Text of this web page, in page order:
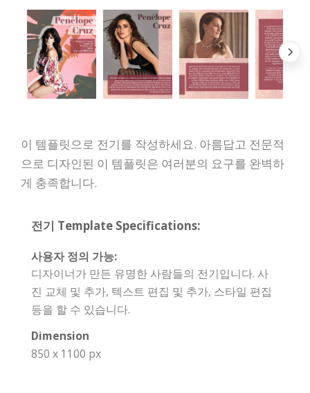
이 템플릿으로 전기를 작성하세요. 아름답고 전문적
으로 디자인된 이 템플릿은 여러분의 요구를 완벽하
게 충족합니다.
전기 Template Specifications:
사용자 정의 가능:
디자이너가 만든 유명한 사람들의 전기입니다. 사
진 교체 및 추가, 텍스트 편집 및 추가, 스타일 편집
등을 할 수 있습니다.
Dimension
850 x 1100 px